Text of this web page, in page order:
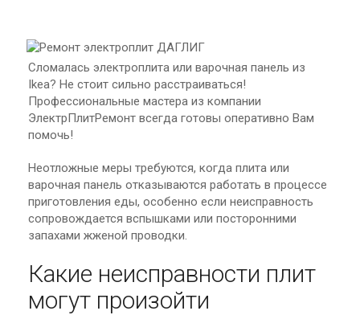
Сломалась электроплита или варочная панель из
Ikea? Не стоит сильно расстраиваться!
Профессиональные мастера из компании
ЭлектрПлитРемонт всегда готовы оперативно Вам
помочь!
Неотложные меры требуются, когда плита или
варочная панель отказываются работать в процессе
приготовления еды, особенно если неисправность
сопровождается вспышками или посторонними
запахами жженой проводки.
Какие неисправности плит
могут произойти